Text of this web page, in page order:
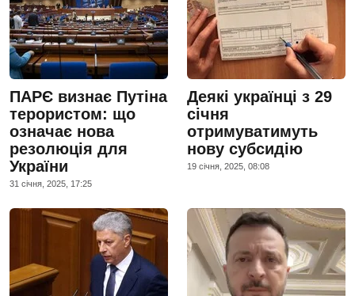
ПАРЄ визнає Путіна
терористом: що
означає нова
резолюція для
України
31 сiчня, 2025, 17:25
Деякі українці з 29
січня
отримуватимуть
нову субсидію
19 сiчня, 2025, 08:08